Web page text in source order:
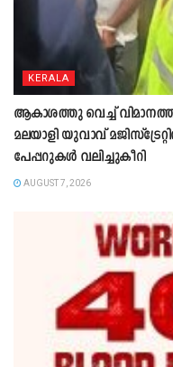
KERALA
ആകാശത്തു വെച്ച്
മലയാളി യുവാവ്
പേപ്പറുകൾ വലിച്ചുകീറി
AUGUST 7, 2026